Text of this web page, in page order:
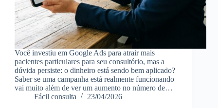
Você investiu em Google Ads para atrair mais
pacientes particulares para seu consultório, mas a
dúvida persiste: o dinheiro está sendo bem aplicado?
Saber se uma campanha está realmente funcionando
vai muito além de ver um aumento no número de…
Fácil consulta
23/04/2026